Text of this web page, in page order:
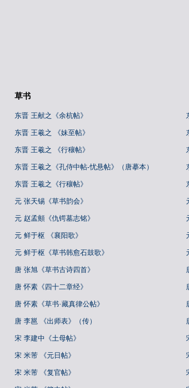
草书
东晋 王献之《余杭帖》
东晋 王羲之 《妹至帖》
东晋 王羲之 《行穰帖》
东晋 王羲之《孔侍中帖-忧悬帖》（唐摹本）
东晋 王羲之《行穰帖》
元 张天锡《草书韵会》
元 赵孟頫《仇锷墓志铭》
元 鲜于枢 《襄阳歌》
元 鲜于枢《草书韩愈石鼓歌》
唐 张旭《草书古诗四首》
唐 怀素《四十二章经》
唐 怀素《草书·藏真律公帖》
唐 李邕 《出师表》（传）
宋 李建中《土母帖》
宋 米芾 《元日帖》
宋 米芾 《复官帖》